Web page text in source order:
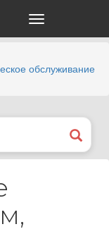
обслуживание